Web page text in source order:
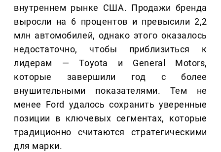
внутреннем рынке США. Продажи бренда
выросли на 6 процентов и превысили 2,2
млн автомобилей, однако этого оказалось
недостаточно, чтобы приблизиться к
лидерам — Toyota и General Motors,
которые завершили год с более
внушительными показателями. Тем не
менее Ford удалось сохранить уверенные
позиции в ключевых сегментах, которые
традиционно считаются стратегическими
для марки.